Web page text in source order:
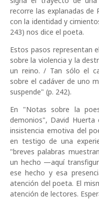
recorre las explanadas
con la identidad y
243) nos dice el poeta.
Estos pasos representan
sobre la violencia y la
un reino. / Tan sólo el
sobre el cadáver de uno
suspende" (p. 242).
En "Notas sobre la
demonios", David Huerta
insistencia emotiva del
en testigo de una
"breves palabras
un hecho —aquí
ese hecho y esa
atención del poeta. El
atención de lectores.